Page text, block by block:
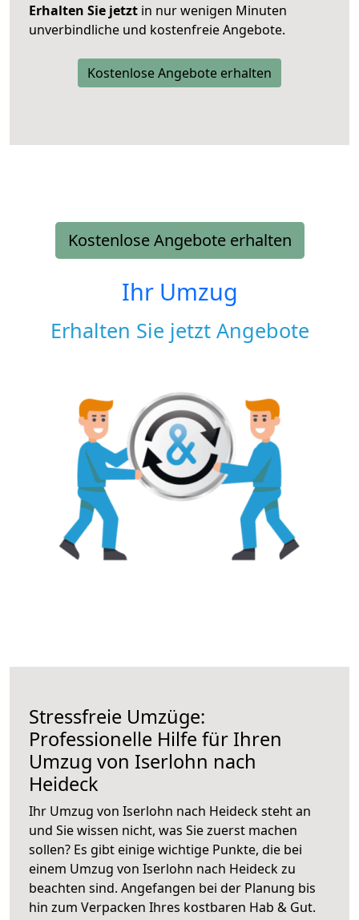
Erhalten Sie jetzt in nur wenigen Minuten
unverbindliche und kostenfreie Angebote.
Kostenlose Angebote erhalten
Kostenlose Angebote erhalten
Ihr Umzug
Erhalten Sie jetzt Angebote
Stressfreie Umzüge:
Professionelle Hilfe für Ihren
Umzug von Iserlohn nach
Heideck
Ihr Umzug von Iserlohn nach Heideck steht an
und Sie wissen nicht, was Sie zuerst machen
sollen? Es gibt einige wichtige Punkte, die bei
einem Umzug von Iserlohn nach Heideck zu
beachten sind. Angefangen bei der Planung bis
hin zum Verpacken Ihres kostbaren Hab & Gut.